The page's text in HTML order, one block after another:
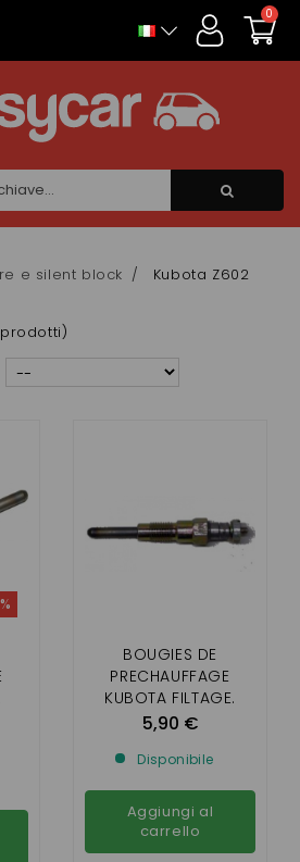
0
e silent block Kubota Z602
BOUGIES DE
PRECHAUFFAGE
KUBOTA FILTAGE.
DIAMÈTRE 10 MM
5,90 €
Disponibile
Aggiungi al
carrello